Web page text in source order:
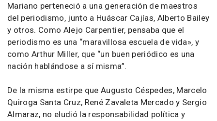
Mariano perteneció a una generación de maestros
del periodismo, junto a Huáscar Cajías, Alberto Bailey
y otros. Como Alejo Carpentier, pensaba que el
periodismo es una “maravillosa escuela de vida», y
como Arthur Miller, que “un buen periódico es una
nación hablándose a sí misma”.
De la misma estirpe que Augusto Céspedes, Marcelo
Quiroga Santa Cruz, René Zavaleta Mercado y Sergio
Almaraz, no eludió la responsabilidad política y